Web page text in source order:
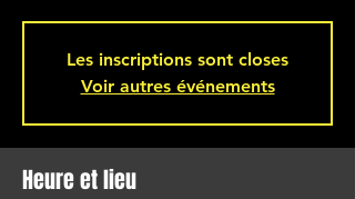
Les inscriptions sont closes
Voir autres événements
Heure et lieu